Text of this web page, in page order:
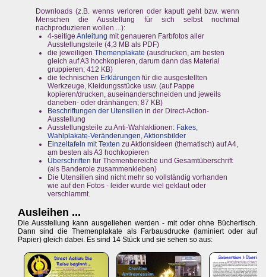
Downloads (z.B. wenns verloren oder kaputt geht bzw. wenn
Menschen die Ausstellung für sich selbst nochmal
nachproduzieren wollen ...):
4-seitige Anleitung mit genaueren Farbfotos aller
Ausstellungsteile (4,3 MB als PDF)
die jeweiligen Themenplakate (ausdrucken, am besten
gleich auf A3 hochkopieren, darum dann das Material
gruppieren; 412 KB)
die technischen Erklärungen für die ausgestellten
Werkzeuge, Kleidungsstücke usw. (auf Pappe
kopieren/drucken, auseinanderschneiden und jeweils
daneben- oder dränhängen; 87 KB)
Beschriftungen der Utensilien in der Direct-Action-
Ausstellung
Ausstellungsteile zu Anti-Wahlaktionen: Fakes,
Wahlplakate-Veränderungen,Aktionsbilder
Einzeltafeln mit Texten zu Aktionsideen (thematisch) auf A4,
am besten als A3 hochkopieren
Überschriften für Themenbereiche und Gesamtüberschrift
(als Banderole zusammenkleben)
Die Utensilien sind nicht mehr so vollständig vorhanden
wie auf den Fotos - leider wurde viel geklaut oder
verschlammt.
Ausleihen ...
Die Ausstellung kann ausgeliehen werden - mit oder ohne Büchertisch.
Dann sind die Themenplakate als Farbausdrucke (laminiert oder auf
Papier) gleich dabei. Es sind 14 Stück und sie sehen so aus: